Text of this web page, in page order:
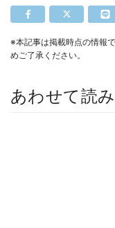
※本記事は掲載時点の情報
めご了承ください。
あわせて読